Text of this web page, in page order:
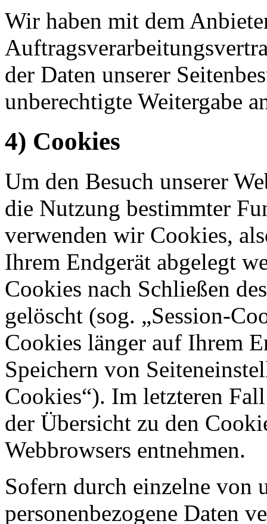
Wir haben mit dem
der Daten unserer
unberechtigte Weitergabe
4) Cookies
Um den Besuch unserer
die Nutzung bestimmter
verwenden wir Cookies,
Ihrem Endgerät abgelegt
Cookies nach Schließen
gelöscht (sog. „Session-
Cookies länger auf Ihrem
Speichern von
Cookies“). Im letzteren
der Übersicht zu den
Webbrowsers entnehmen.
Sofern durch einzelne von
personenbezogene Daten